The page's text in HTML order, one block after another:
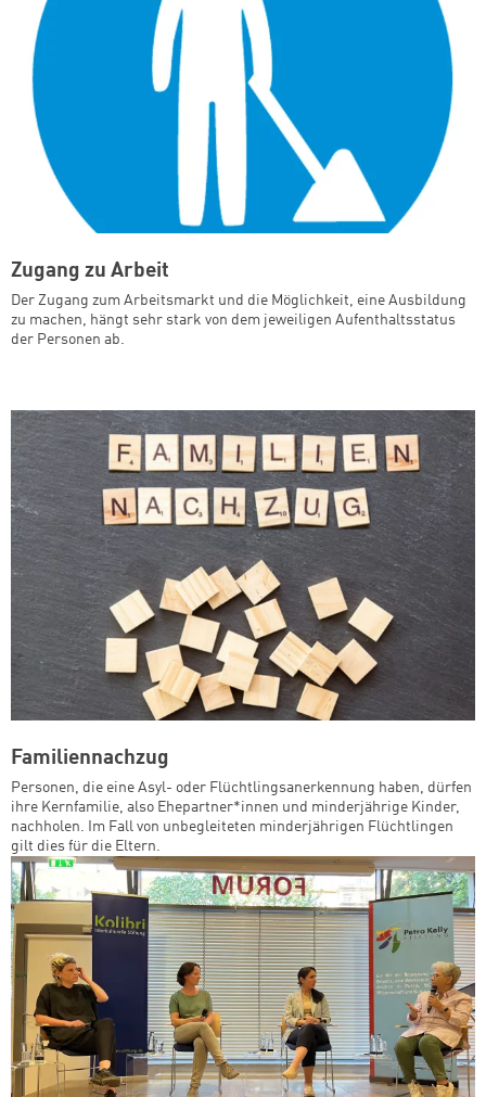
Zugang zu Arbeit
Der Zugang zum Arbeitsmarkt und die Möglichkeit, eine Ausbildung
zu machen, hängt sehr stark von dem jeweiligen Aufenthaltsstatus
der Personen ab.
Familiennachzug
Personen, die eine Asyl- oder Flüchtlingsanerkennung haben, dürfen
ihre Kernfamilie, also Ehepartner*innen und minderjährige Kinder,
nachholen. Im Fall von unbegleiteten minderjährigen Flüchtlingen
gilt dies für die Eltern.